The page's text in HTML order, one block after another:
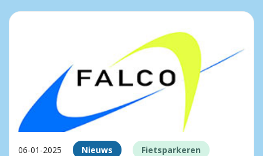
06-01-2025 Nieuws Fietsparkeren